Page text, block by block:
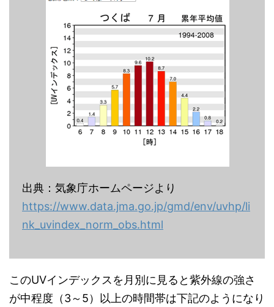
出典：気象庁ホームページより
https://www.data.jma.go.jp/gmd/env/uvhp/li
nk_uvindex_norm_obs.html
このUVインデックスを月別に見ると紫外線の強さ
が中程度（3～5）以上の時間帯は下記のようになり